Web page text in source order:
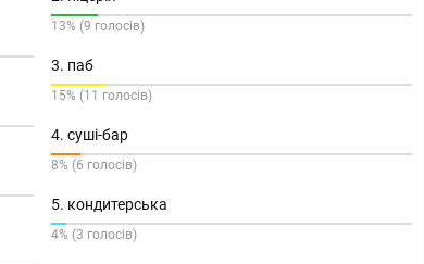
13% (9 голосів)
3. паб
15% (11 голосів)
4. суші-бар
8% (6 голосів)
5. кондитерська
4% (3 голосів)